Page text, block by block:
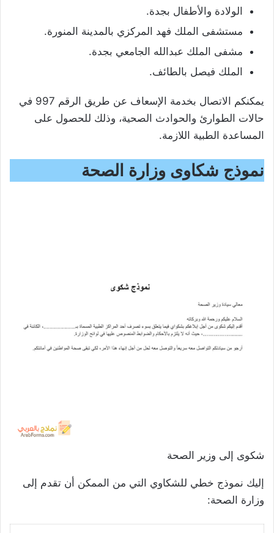
الولادة والأطفال بجدة.
مستشفى الملك فهد المركزي بالمدينة المنورة.
مشفى الملك عبدالله الجامعي بجدة.
الملك فيصل بالطائف.
يمكنكم الاتصال بخدمة الإسعاف عن طريق الرقم 997 في
حالات الطوارئ والحوادث الصحية، وذلك للحصول على
المساعدة الطبية اللازمة.
نموذج شكاوى وزارة الصحة
شكوى إلى وزير الصحة
إليك نموذج خطي للشكاوي التي من الممكن أن تقدم إلى
وزارة الصحة: